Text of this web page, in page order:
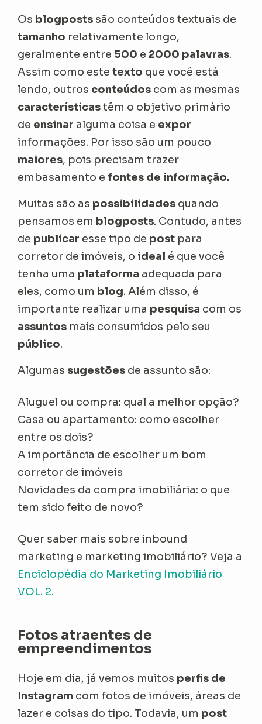
Os blogposts são conteúdos textuais de
tamanho relativamente longo,
geralmente entre 500 e 2000 palavras.
Assim como estetexto que você está
lendo, outros conteúdos com as mesmas
característicastêm o objetivo primário
de ensinar alguma coisa e expor
informações. Por isso são um pouco
maiores, pois precisam trazer
embasamento e fontes de informação.
Muitas são as possibilidades quando
pensamos em blogposts. Contudo, antes
de publicar esse tipo de post para
corretor de imóveis, o ideal é que você
tenha uma plataforma adequada para
eles, como um blog. Além disso, é
importante realizar uma pesquisa com os
assuntos mais consumidos pelo seu
público.
Algumas sugestões de assunto são:
Aluguel ou compra: qual a melhor opção?
Casa ou apartamento: como escolher
entre os dois?
A importância de escolher um bom
corretor de imóveis
Novidades da compra imobiliária: o que
tem sido feito de novo?
Quer saber mais sobre inbound
marketing e marketing imobiliário? Veja a
Enciclopédia do Marketing Imobiliário
VOL. 2.
Fotos atraentes de
empreendimentos
Hoje em dia, já vemos muitos perfis de
Instagram com fotos de imóveis, áreas de
lazer e coisas do tipo. Todavia, um post